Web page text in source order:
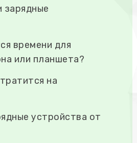
зарядные
времени для
или планшета?
на
устройства от